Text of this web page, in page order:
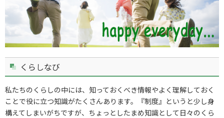
くらしなび
私たちのくらしの中には、知っておくべき情報やよく理解しておく
ことで役に立つ知識がたくさんあります。『制度』というと少し身
構えてしまいがちですが、ちょっとしたまめ知識として日々のくら